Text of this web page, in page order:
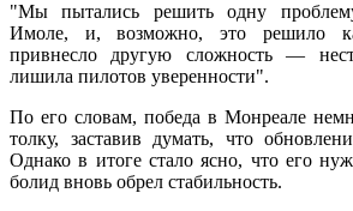
"Мы пытались решить одну
Имоле, и, возможно, это решило
привнесло другую сложность —
лишила пилотов уверенности".
По его словам, победа в Монреале
толку, заставив думать, что
Однако в итоге стало ясно, что его
болид вновь обрел стабильность.